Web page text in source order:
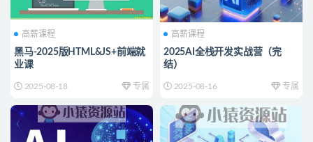
高薪课程
黑马-2025版HTML&JS+前端就
业课
2025-08-18 专属
高薪课程
2025AI全栈开发实战营（完
结）
2025-08-16 专属